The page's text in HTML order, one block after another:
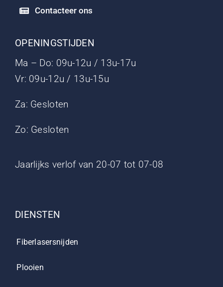
Contacteer ons
OPENINGSTIJDEN
Ma – Do: 09u-12u / 13u-17u
Vr: 09u-12u / 13u-15u
Za: Gesloten
Zo: Gesloten
Jaarlijks verlof van 20-07 tot 07-08
DIENSTEN
Fiberlasersnijden
Plooien